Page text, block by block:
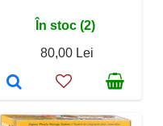
În stoc (2)
80,00 Lei